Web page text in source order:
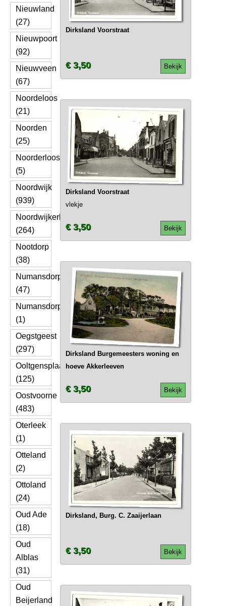
Nieuwland
(27)
Nieuwpoort
(92)
Nieuwveen
(67)
Noordeloos
(21)
Noorden
(25)
Noorderloos
(5)
Noordwijk
(939)
Noordwijkerhout
(264)
Nootdorp
(38)
Numansdorp
(47)
Numansdorpweg
(1)
Oegstgeest
(297)
Ooltgensplaat
(125)
Oostvoorne
(483)
Oterleek
(1)
Otteland
(2)
Ottoland
(24)
Oud Ade
(18)
Oud
Alblas
(31)
Oud
Beijerland
Dirksland Voorstraat
Bekijk
€ 3,50
Dirksland Voorstraat
vlekje
Bekijk
€ 3,50
Dirksland Burgemeesters woning en
hoeve Akkerleeven
Bekijk
€ 3,50
Dirksland, Burg. C. Zaaijerlaan
Bekijk
€ 3,50